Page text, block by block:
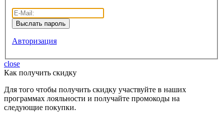
Авторизация
close
Как получить скидку
Для того чтобы получить скидку участвуйте в наших
программах лояльности и получайте промокоды на
следующие покупки.